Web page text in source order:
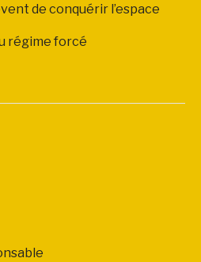
de conquérir l’espace
régime forcé